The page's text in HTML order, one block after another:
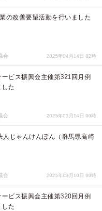
の改善要望活動を行いました
会 2025年04月14日 02時
ービス振興会主催第321回月例
た
会 2025年03月14日 00時
人じゃんけんぽん（群馬県高崎
会 2025年03月10日 00時
ービス振興会主催第320回月例
た